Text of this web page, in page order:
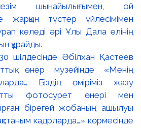
шынайылығымен, ой
жарқын түстер үйлесімімен
келеді әрі Ұлы Дала елінің
құрайды.